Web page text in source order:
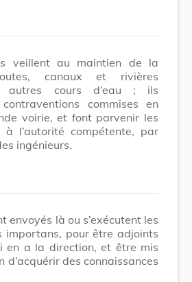
veillent au maintien de la
canaux et rivières
autres cours d’eau ; ils
commises en
voirie, et font parvenir les
à l’autorité compétente, par
ingénieurs.
envoyés là ou s’exécutent les
importans, pour être adjoints
en a la direction, et être mis
d’acquérir des connaissances